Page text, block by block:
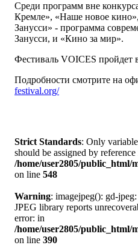
Среди программ вне
Кремле», «Наше новое
Занусси» - программа
Занусси, и «Кино за мир».
Фестиваль VOICES пройдет
Подробности смотрите на
festival.org/
Strict Standards: Only
should be assigned by reference
/home/user2805/public_html/
on line 548
Warning: imagejpeg(): gd-jpeg:
JPEG library reports
error: in
/home/user2805/public_html/
on line 390